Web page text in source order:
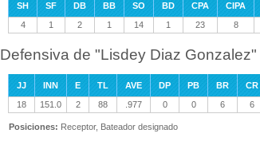
SH SF DB BB SO BD CPA CIPA
4
1 2 1 14 1 23 8
Defensiva de "Lisdey Diaz Gonzalez"
JJ INN E TL AVE DP PB BR
CR
18
151.0 2 88 .977 0 0 6 6
Posiciones: Receptor, Bateador designado